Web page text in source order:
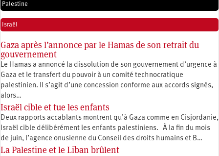
Palestine
Israël
Gaza après l’annonce par le Hamas de son retrait du
gouvernement
Le Hamas a annoncé la dissolution de son gouvernement d’urgence à
Gaza et le transfert du pouvoir à un comité technocratique
palestinien. Il s’agit d’une concession conforme aux accords signés,
alors…
Israël cible et tue les enfants
Deux rapports accablants montrent qu’à Gaza comme en Cisjordanie,
Israël cible délibérément les enfants palestiniens. À la fin du mois
de juin, l’agence onusienne du Conseil des droits humains et B…
La Palestine et le Liban brûlent